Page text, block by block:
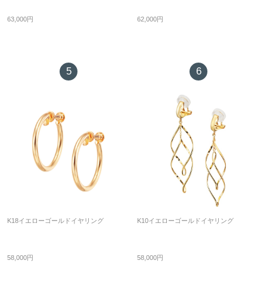
63,000円 62,000円
5
K18イエローゴールドイヤリング
58,000円
6
K10イエローゴールドイヤリング
58,000円